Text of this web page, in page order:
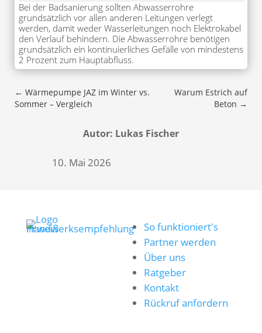
Bei der Badsanierung sollten Abwasserrohre
grundsätzlich vor allen anderen Leitungen verlegt
werden, damit weder Wasserleitungen noch Elektrokabel
den Verlauf behindern. Die Abwasserrohre benötigen
grundsätzlich ein kontinuierliches Gefälle von mindestens
2 Prozent zum Hauptabfluss.
← Wärmepumpe JAZ im Winter vs.
Sommer – Vergleich
Warum Estrich auf
Beton →
Autor: Lukas Fischer
10. Mai 2026
So funktioniert's
Partner werden
Über uns
Ratgeber
Kontakt
Rückruf anfordern